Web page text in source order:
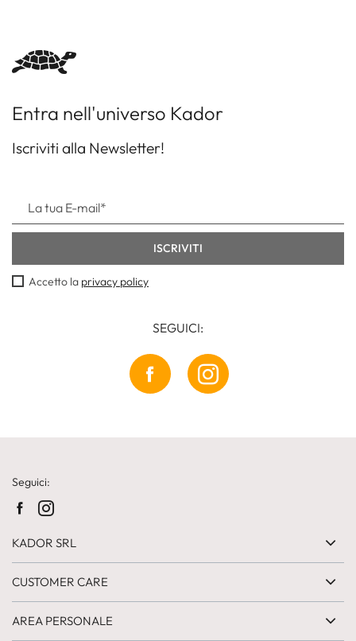
Entra nell'universo Kador
Iscriviti alla Newsletter!
Accetto la privacy policy
SEGUICI:
Seguici:
KADOR SRL
CUSTOMER CARE
AREA PERSONALE